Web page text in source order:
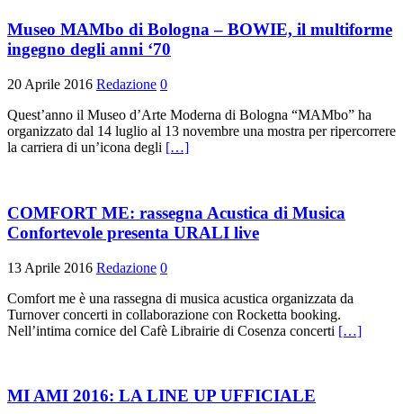
Museo MAMbo di Bologna – BOWIE, il multiforme
ingegno degli anni ‘70
20 Aprile 2016 Redazione 0
Quest’anno il Museo d’Arte Moderna di Bologna “MAMbo” ha
organizzato dal 14 luglio al 13 novembre una mostra per ripercorrere
la carriera di un’icona degli […]
COMFORT ME: rassegna Acustica di Musica
Confortevole presenta URALI live
13 Aprile 2016 Redazione 0
Comfort me è una rassegna di musica acustica organizzata da
Turnover concerti in collaborazione con Rocketta booking.
Nell’intima cornice del Cafè Librairie di Cosenza concerti […]
MI AMI 2016: LA LINE UP UFFICIALE